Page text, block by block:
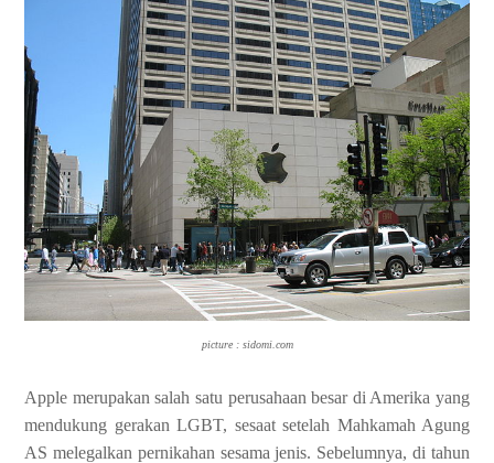
picture : sidomi.com
Apple merupakan salah satu perusahaan besar di Amerika yang
mendukung gerakan LGBT, sesaat setelah Mahkamah Agung
AS melegalkan pernikahan sesama jenis. Sebelumnya, di tahun